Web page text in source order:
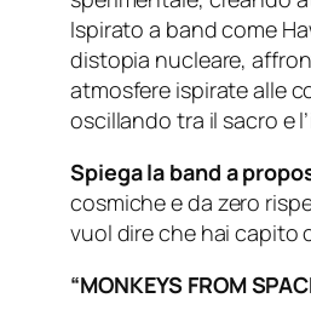
Ispirato a band come
distopia nucleare,
atmosfere ispirate alle
oscillando tra il sacro e
Spiega la band a
cosmiche e da zero
vuol dire che hai capito
“MONKEYS FROM